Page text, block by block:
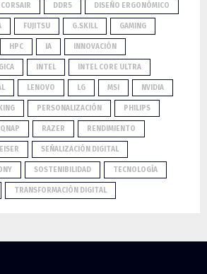
CORSAIR DDR5 DISEÑO ERGONÓMICO
FUJITSU G.SKILL GAMING
HPC IA INNOVACIÓN
INTEL INTEL CORE ULTRA
LENOVO LG MSI NVIDIA
PERSONALIZACIÓN PHILIPS
QNAP RAZER RENDIMIENTO
SEÑALIZACIÓN DIGITAL
SOSTENIBILIDAD TECNOLOGÍA
TRANSFORMACIÓN DIGITAL